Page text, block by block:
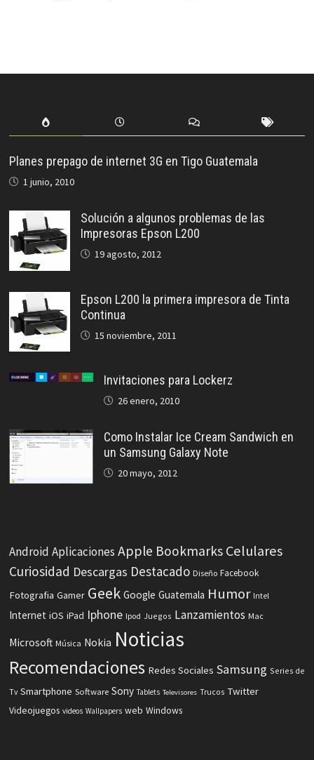
Planes prepago de internet 3G en Tigo Guatemala
1 junio, 2010
Solución a algunos problemas de las
Impresoras Epson L200
19 agosto, 2012
Epson L200 la primera impresora de Tinta
Continua
15 noviembre, 2011
Invitaciones para Lockerz
26 enero, 2010
Como Instalar Ice Cream Sandwich en
un Samsung Galaxy Note
20 mayo, 2012
Android Aplicaciones Apple Bookmarks Celulares
Curiosidad Descargas Destacado Diseño Facebook
Fotografia Gamer Geek Google Guatemala Humor Intel
Internet iOS iPad Iphone Ipod Juegos Lanzamientos Mac
Microsoft Música Nokia Noticias
Recomendaciones Redes Sociales Samsung Series de
Tv Smartphone Software Sony Tablets Televisores Trucos Twitter
Videojuegos videos Wallpapers web Windows